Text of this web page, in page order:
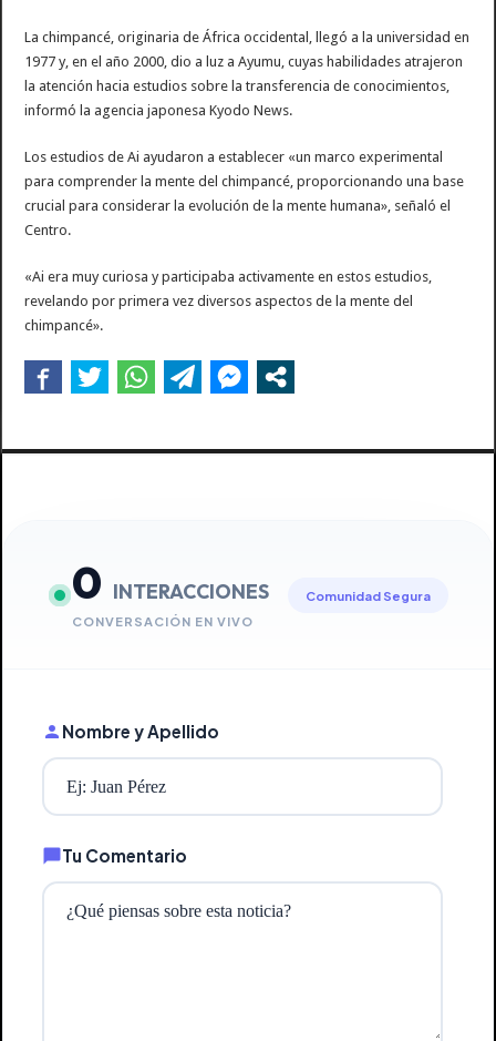
La chimpancé, originaria de África occidental, llegó a la universidad en
1977 y, en el año 2000, dio a luz a Ayumu, cuyas habilidades atrajeron
la atención hacia estudios sobre la transferencia de conocimientos,
informó la agencia japonesa Kyodo News.
Los estudios de Ai ayudaron a establecer «un marco experimental
para comprender la mente del chimpancé, proporcionando una base
crucial para considerar la evolución de la mente humana», señaló el
Centro.
«Ai era muy curiosa y participaba activamente en estos estudios,
revelando por primera vez diversos aspectos de la mente del
chimpancé».
0 INTERACCIONES
CONVERSACIÓN EN VIVO
Comunidad Segura
Nombre y Apellido
Tu Comentario